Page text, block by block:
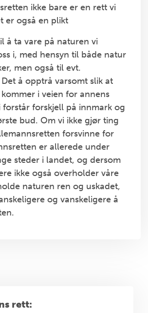
ikke bare er en rett vi
er også en plikt
å ta vare på naturen vi
i, med hensyn til både natur
men også til evt.
å opptrå varsomt slik at
i veien for annens
forstår forskjell på innmark og
bud. Om vi ikke gjør ting
forsvinne for
er allerede under
steder i landet, og dersom
ikke også overholder våre
naturen ren og uskadet,
og vanskeligere å
rett: